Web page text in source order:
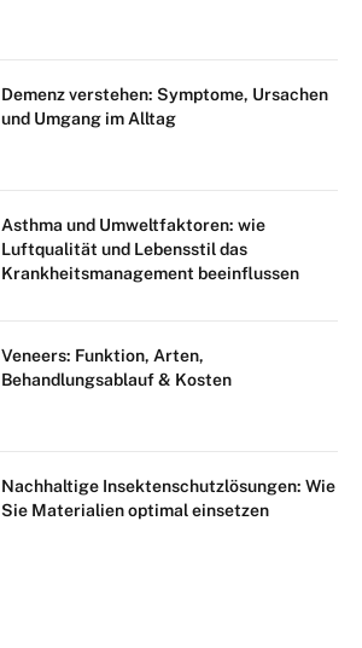
Demenz verstehen: Symptome, Ursachen
und Umgang im Alltag
Asthma und Umweltfaktoren: wie
Luftqualität und Lebensstil das
Krankheitsmanagement beeinflussen
Veneers: Funktion, Arten,
Behandlungsablauf & Kosten
Nachhaltige Insektenschutzlösungen: Wie
Sie Materialien optimal einsetzen